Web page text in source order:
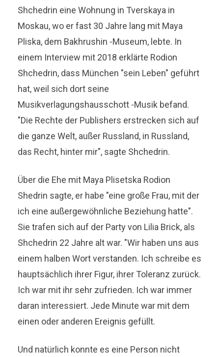
Shchedrin eine Wohnung in Tverskaya in
Moskau, wo er fast 30 Jahre lang mit Maya
Pliska, dem Bakhrushin -Museum, lebte. In
einem Interview mit 2018 erklärte Rodion
Shchedrin, dass München "sein Leben" geführt
hat, weil sich dort seine
Musikverlagungshausschott -Musik befand.
"Die Rechte der Publishers erstrecken sich auf
die ganze Welt, außer Russland, in Russland,
das Recht, hinter mir", sagte Shchedrin.
Über die Ehe mit Maya Plisetska Rodion
Shedrin sagte, er habe "eine große Frau, mit der
ich eine außergewöhnliche Beziehung hatte".
Sie trafen sich auf der Party von Lilia Brick, als
Shchedrin 22 Jahre alt war. "Wir haben uns aus
einem halben Wort verstanden. Ich schreibe es
hauptsächlich ihrer Figur, ihrer Toleranz zurück.
Ich war mit ihr sehr zufrieden. Ich war immer
daran interessiert. Jede Minute war mit dem
einen oder anderen Ereignis gefüllt.
Und natürlich konnte es eine Person nicht